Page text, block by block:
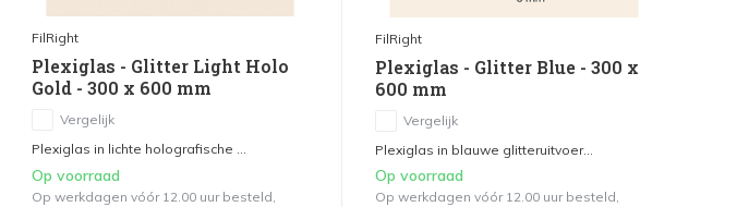
FilRight
Plexiglas - Glitter Light Holo
Gold - 300 x 600 mm
Vergelijk
Plexiglas in lichte holografische ...
Op voorraad
Op werkdagen vóór 12.00 uur besteld,
FilRight
Plexiglas - Glitter Blue - 300 x
600 mm
Vergelijk
Plexiglas in blauwe glitteruitvoer...
Op voorraad
Op werkdagen vóór 12.00 uur besteld,